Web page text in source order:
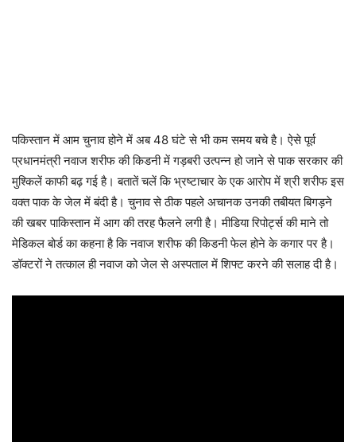
पकिस्तान में आम चुनाव होने में अब 48 घंटे से भी कम समय बचे है। ऐसे पूर्व
प्रधानमंत्री नवाज शरीफ की किडनी में गड़बरी उत्पन्न हो जाने से पाक सरकार की
मुश्किलें काफी बढ़ गई है। बतातें चलें कि भ्रष्टाचार के एक आरोप में श्री शरीफ इस
वक्त पाक के जेल में बंदी है। चुनाव से ठीक पहले अचानक उनकी तबीयत बिगड़ने
की खबर पाकिस्तान में आग की तरह फैलने लगी है। मीडिया रिपोर्ट्स की माने तो
मेडिकल बोर्ड का कहना है कि नवाज शरीफ की किडनी फेल होने के कगार पर है।
डॉक्टरों ने तत्काल ही नवाज को जेल से अस्पताल में शिफ्ट करने की सलाह दी है।